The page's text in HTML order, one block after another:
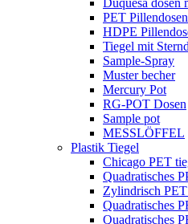
Duquesa dosen
PET Pillendosen
HDPE
Tiegel mit
Sample-Spray
Muster becher
Mercury Pot
RG-POT Dosen
Sample pot
MESSLÖFFEL
Plastik Tiegel
Chicago PET
Quadratisches
Zylindrisch
Quadratisches
Quadratisches